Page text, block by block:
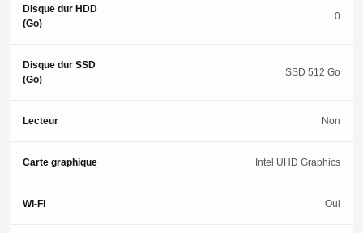
Disque dur HDD
(Go)
0
Disque dur SSD
(Go)
SSD 512 Go
Lecteur Non
Carte graphique Intel UHD Graphics
Wi-Fi Oui